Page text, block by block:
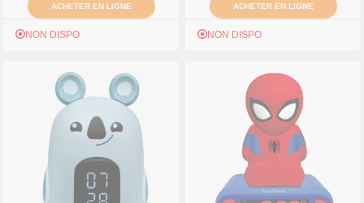
ACHETER EN LIGNE
NON DISPO
ACHETER EN LIGNE
NON DISPO